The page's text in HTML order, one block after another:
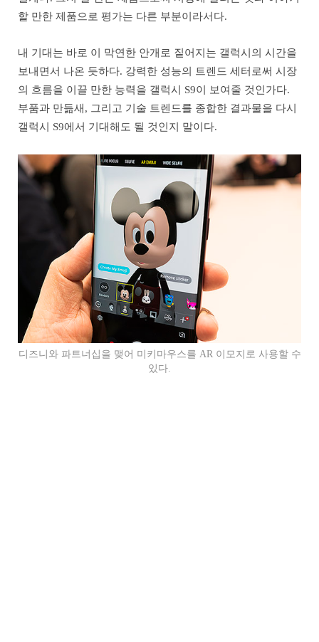
할 만한 제품으로 평가는 다른 부분이라서다.
내 기대는 바로 이 막연한 안개로 짙어지는 갤럭시의 시간을
보내면서 나온 듯하다. 강력한 성능의 트렌드 세터로써 시장
의 흐름을 이끌 만한 능력을 갤럭시 S9이 보여줄 것인가다.
부품과 만듦새, 그리고 기술 트렌드를 종합한 결과물을 다시
갤럭시 S9에서 기대해도 될 것인지 말이다.
디즈니와 파트너십을 맺어 미키마우스를 AR 이모지로 사용할 수
있다.